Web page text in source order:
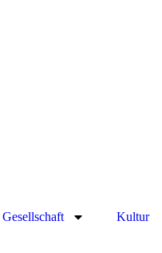
Gesellschaft Kultur